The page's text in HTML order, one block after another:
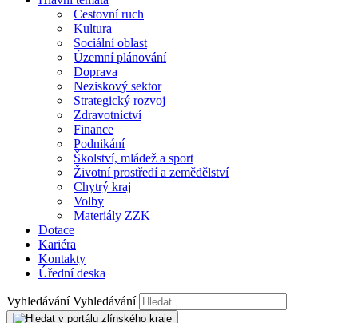
Cestovní ruch
Kultura
Sociální oblast
Územní plánování
Doprava
Neziskový sektor
Strategický rozvoj
Zdravotnictví
Finance
Podnikání
Školství, mládež a sport
Životní prostředí a zemědělství
Chytrý kraj
Volby
Materiály ZZK
Dotace
Kariéra
Kontakty
Úřední deska
Vyhledávání Vyhledávání